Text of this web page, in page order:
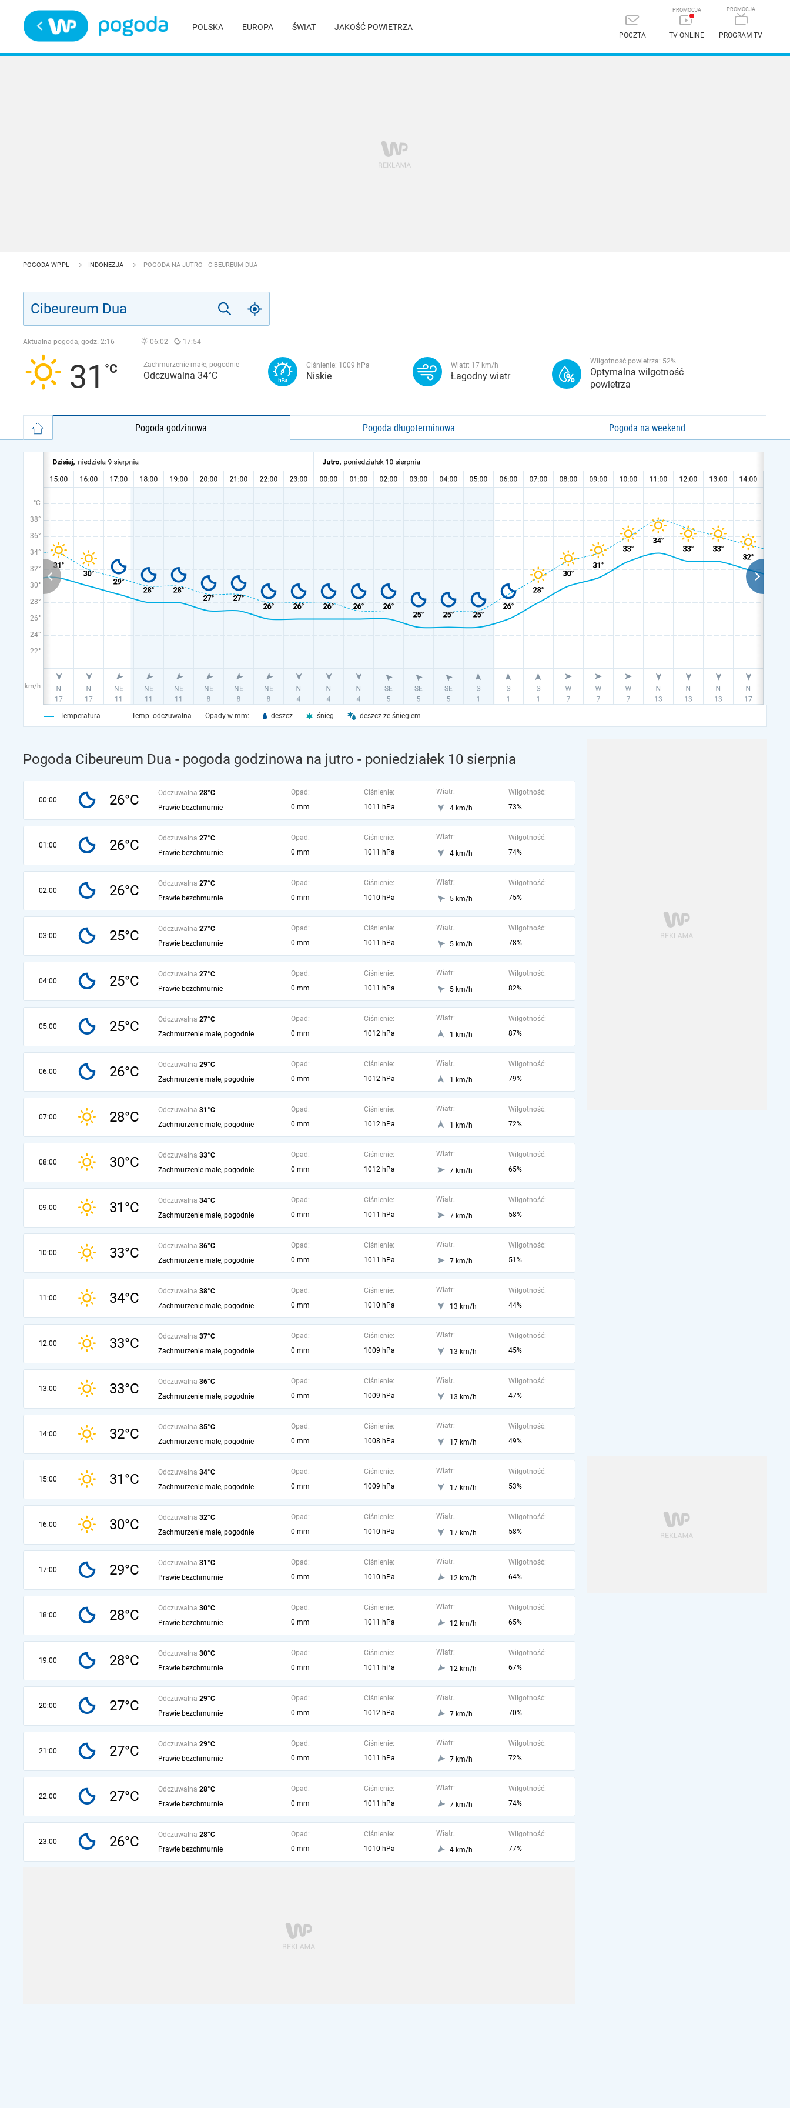
POLSKA EUROPA ŚWIAT JAKOŚĆ POWIETRZA
POCZTA TV ONLINE PROGRAM TV
POGODA WP.PL INDONEZJA POGODA NA JUTRO - CIBEUREUM DUA
Aktualna pogoda, godz. 2:16 06:02 17:54
31 Zachmurzenie małe, pogodnie
Odczuwalna 34°C
Ciśnienie: 1009 hPa
Niskie
Wiatr: 17 km/h
Łagodny wiatr
Wilgotność powietrza: 52%
Optymalna wilgotność
powietrza
Pogoda godzinowa Pogoda długoterminowa Pogoda na weekend
°C
38°
36°
34°
32°
30°
28°
26°
24°
22°
km/h
Temperatura Temp. odczuwalna Opady w mm: deszcz śnieg deszcz ze śniegiem
Pogoda Cibeureum Dua - pogoda godzinowa na jutro - poniedziałek 10 sierpnia
00:00 26°C Odczuwalna 28°C
Prawie bezchmurnie
Opad:
0 mm
Ciśnienie:
1011 hPa
Wiatr:
4 km/h
Wilgotność:
73%
01:00 26°C Odczuwalna 27°C
Prawie bezchmurnie
Opad:
0 mm
Ciśnienie:
1011 hPa
Wiatr:
4 km/h
Wilgotność:
74%
02:00 26°C Odczuwalna 27°C
Prawie bezchmurnie
Opad:
0 mm
Ciśnienie:
1010 hPa
Wiatr:
5 km/h
Wilgotność:
75%
03:00 25°C Odczuwalna 27°C
Prawie bezchmurnie
Opad:
0 mm
Ciśnienie:
1011 hPa
Wiatr:
5 km/h
Wilgotność:
78%
04:00 25°C Odczuwalna 27°C
Prawie bezchmurnie
Opad:
0 mm
Ciśnienie:
1011 hPa
Wiatr:
5 km/h
Wilgotność:
82%
05:00 25°C Odczuwalna 27°C
Zachmurzenie małe, pogodnie
Opad:
0 mm
Ciśnienie:
1012 hPa
Wiatr:
1 km/h
Wilgotność:
87%
06:00 26°C Odczuwalna 29°C
Zachmurzenie małe, pogodnie
Opad:
0 mm
Ciśnienie:
1012 hPa
Wiatr:
1 km/h
Wilgotność:
79%
07:00 28°C Odczuwalna 31°C
Zachmurzenie małe, pogodnie
Opad:
0 mm
Ciśnienie:
1012 hPa
Wiatr:
1 km/h
Wilgotność:
72%
08:00 30°C Odczuwalna 33°C
Zachmurzenie małe, pogodnie
Opad:
0 mm
Ciśnienie:
1012 hPa
Wiatr:
7 km/h
Wilgotność:
65%
09:00 31°C Odczuwalna 34°C
Zachmurzenie małe, pogodnie
Opad:
0 mm
Ciśnienie:
1011 hPa
Wiatr:
7 km/h
Wilgotność:
58%
10:00 33°C Odczuwalna 36°C
Zachmurzenie małe, pogodnie
Opad:
0 mm
Ciśnienie:
1011 hPa
Wiatr:
7 km/h
Wilgotność:
51%
11:00 34°C Odczuwalna 38°C
Zachmurzenie małe, pogodnie
Opad:
0 mm
Ciśnienie:
1010 hPa
Wiatr:
13 km/h
Wilgotność:
44%
12:00 33°C Odczuwalna 37°C
Zachmurzenie małe, pogodnie
Opad:
0 mm
Ciśnienie:
1009 hPa
Wiatr:
13 km/h
Wilgotność:
45%
13:00 33°C Odczuwalna 36°C
Zachmurzenie małe, pogodnie
Opad:
0 mm
Ciśnienie:
1009 hPa
Wiatr:
13 km/h
Wilgotność:
47%
14:00 32°C Odczuwalna 35°C
Zachmurzenie małe, pogodnie
Opad:
0 mm
Ciśnienie:
1008 hPa
Wiatr:
17 km/h
Wilgotność:
49%
15:00 31°C Odczuwalna 34°C
Zachmurzenie małe, pogodnie
Opad:
0 mm
Ciśnienie:
1009 hPa
Wiatr:
17 km/h
Wilgotność:
53%
16:00 30°C Odczuwalna 32°C
Zachmurzenie małe, pogodnie
Opad:
0 mm
Ciśnienie:
1010 hPa
Wiatr:
17 km/h
Wilgotność:
58%
17:00 29°C Odczuwalna 31°C
Prawie bezchmurnie
Opad:
0 mm
Ciśnienie:
1010 hPa
Wiatr:
12 km/h
Wilgotność:
64%
18:00 28°C Odczuwalna 30°C
Prawie bezchmurnie
Opad:
0 mm
Ciśnienie:
1011 hPa
Wiatr:
12 km/h
Wilgotność:
65%
19:00 28°C Odczuwalna 30°C
Prawie bezchmurnie
Opad:
0 mm
Ciśnienie:
1011 hPa
Wiatr:
12 km/h
Wilgotność:
67%
20:00 27°C Odczuwalna 29°C
Prawie bezchmurnie
Opad:
0 mm
Ciśnienie:
1012 hPa
Wiatr:
7 km/h
Wilgotność:
70%
21:00 27°C Odczuwalna 29°C
Prawie bezchmurnie
Opad:
0 mm
Ciśnienie:
1011 hPa
Wiatr:
7 km/h
Wilgotność:
72%
22:00 27°C Odczuwalna 28°C
Prawie bezchmurnie
Opad:
0 mm
Ciśnienie:
1011 hPa
Wiatr:
7 km/h
Wilgotność:
74%
23:00 26°C Odczuwalna 28°C
Prawie bezchmurnie
Opad:
0 mm
Ciśnienie:
1010 hPa
Wiatr:
4 km/h
Wilgotność:
77%